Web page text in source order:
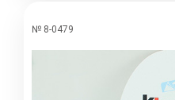
№ 8-0479